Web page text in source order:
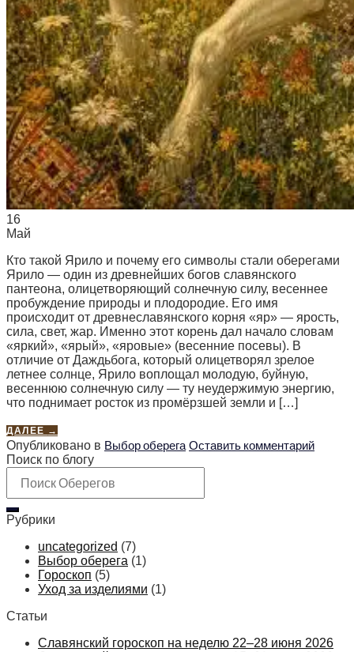
16
Май
Кто такой Ярило и почему его символы стали оберегами
Ярило — один из древнейших богов славянского
пантеона, олицетворяющий солнечную силу, весеннее
пробуждение природы и плодородие. Его имя
происходит от древнеславянского корня «яр» — ярость,
сила, свет, жар. Именно этот корень дал начало словам
«яркий», «ярый», «яровые» (весенние посевы). В
отличие от Даждьбога, который олицетворял зрелое
летнее солнце, Ярило воплощал молодую, буйную,
весеннюю солнечную силу — ту неудержимую энергию,
что поднимает росток из промёрзшей земли и […]
ДАЛЕЕ →
Опубликовано в Выбор оберега Оставить комментарий
Поиск по блогу
Рубрики
uncategorized (7)
Выбор оберега (1)
Гороскоп (5)
Уход за изделиями (1)
Статьи
Славянский гороскоп на неделю 22–28 июня 2026